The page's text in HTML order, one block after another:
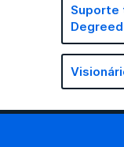
Suporte
Degreed